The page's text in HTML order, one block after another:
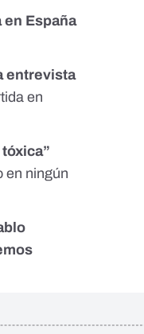
en España
entrevista
en
en ningún